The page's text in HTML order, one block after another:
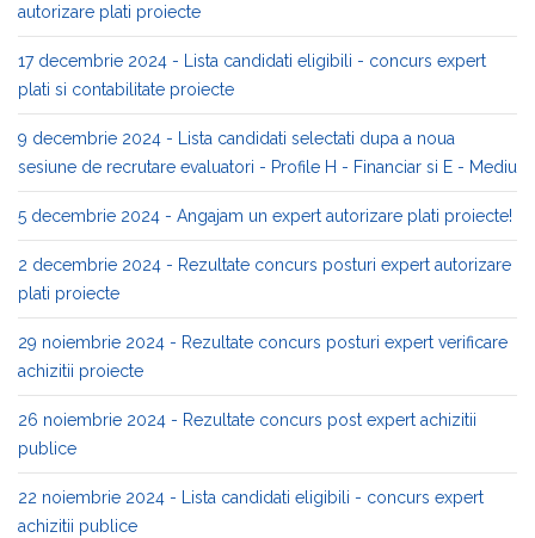
autorizare plati proiecte
17 decembrie 2024 - Lista candidati eligibili - concurs expert
plati si contabilitate proiecte
9 decembrie 2024 - Lista candidati selectati dupa a noua
sesiune de recrutare evaluatori - Profile H - Financiar si E - Mediu
5 decembrie 2024 - Angajam un expert autorizare plati proiecte!
2 decembrie 2024 - Rezultate concurs posturi expert autorizare
plati proiecte
29 noiembrie 2024 - Rezultate concurs posturi expert verificare
achizitii proiecte
26 noiembrie 2024 - Rezultate concurs post expert achizitii
publice
22 noiembrie 2024 - Lista candidati eligibili - concurs expert
achizitii publice